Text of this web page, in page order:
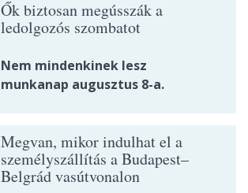
Ők biztosan megússzák a
ledolgozós szombatot
Nem mindenkinek lesz
munkanap augusztus 8-a.
Megvan, mikor indulhat el a
személyszállítás a Budapest–
Belgrád vasútvonalon